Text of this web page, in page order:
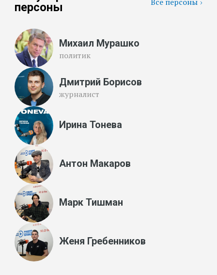
персоны
Михаил Мурашко
политик
Дмитрий Борисов
журналист
Ирина Тонева
Антон Макаров
Марк Тишман
Женя Гребенников